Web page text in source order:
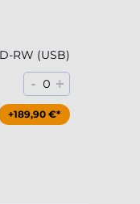
RW (USB)
- 0 +
+189,90 €*